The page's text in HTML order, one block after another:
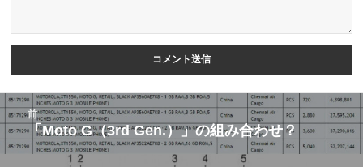
投
稿
ナ
前
前
の
「Moto G（3rd Gen.）」の組み合わせ？